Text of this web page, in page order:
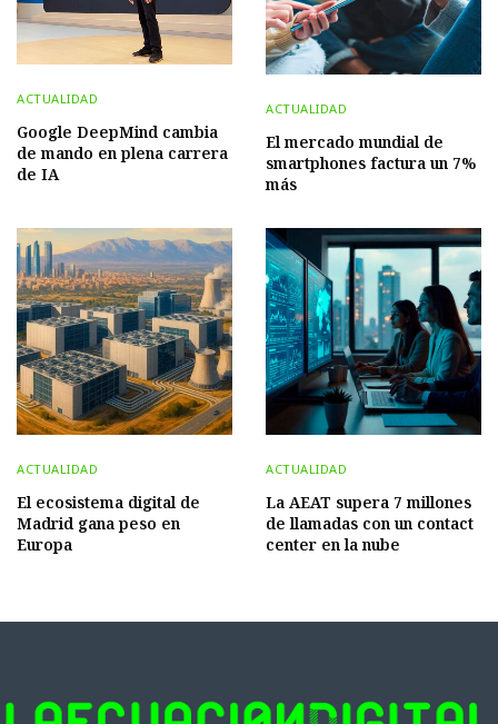
ACTUALIDAD
Google DeepMind cambia
de mando en plena carrera
de IA
ACTUALIDAD
El mercado mundial de
smartphones factura un 7%
más
ACTUALIDAD
El ecosistema digital de
Madrid gana peso en
Europa
ACTUALIDAD
La AEAT supera 7 millones
de llamadas con un contact
center en la nube